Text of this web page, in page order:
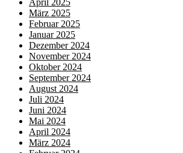
April 2025
März 2025
Februar 2025
Januar 2025
Dezember 2024
November 2024
Oktober 2024
September 2024
August 2024
Juli 2024
Juni 2024
Mai 2024
April 2024
März 2024